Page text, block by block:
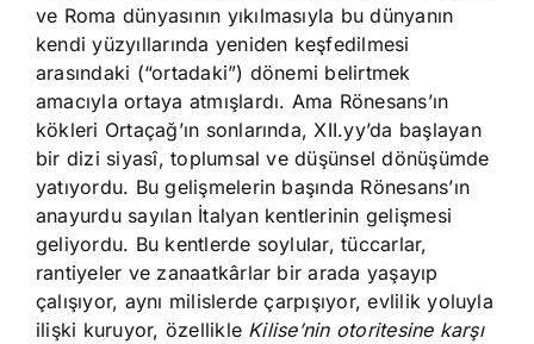
ve Roma dünyasının yıkılmasıyla bu dünyanın
kendi yüzyıllarında yeniden keşfedilmesi
arasındaki (“ortadaki”) dönemi belirtmek
amacıyla ortaya atmışlardı. Ama Rönesans’ın
kökleri Ortaçağ’ın sonlarında, XII.yy’da başlayan
bir dizi siyasî, toplumsal ve düşünsel dönüşümde
yatıyordu. Bu gelişmelerin başında Rönesans’ın
anayurdu sayılan İtalyan kentlerinin gelişmesi
geliyordu. Bu kentlerde soylular, tüccarlar,
rantiyeler ve zanaatkârlar bir arada yaşayıp
çalışıyor, aynı milislerde çarpışıyor, evlilik yoluyla
ilişki kuruyor, özellikle Kilise’nin otoritesine karşı